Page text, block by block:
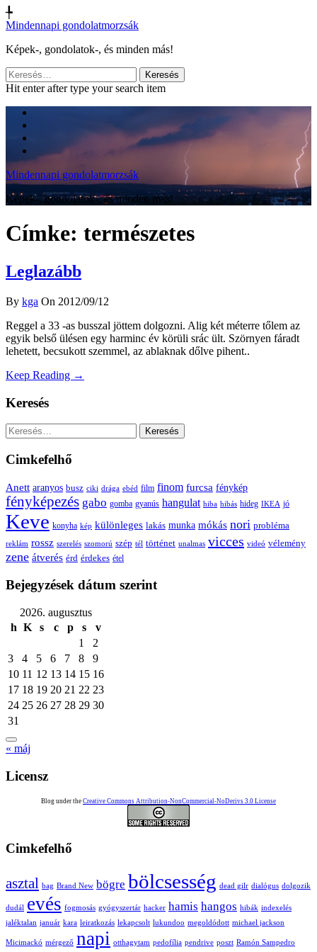
╄
Mindennapi gondolatmorzsák
Képek-, gondolatok-, és minden más!
Keresés:
Hit enter after type your search item
Mindennapi gondolatmorzsák
Képek-, gondolatok-, és minden más!
Címke: természetes
Leglazább
By kga On 2012/09/12
Reggel a 33 -as busszal jöttem dolgozni. Alig két méterre tőlem az
egyik belső ülésen egy harminc év körüli srác ült. Szörnyen fáradt
lehetett, becsukott szemmel, az ablaknak dőlve pihent..
Keep Reading →
Keresés
Keresés:
Cimkefelhő
Anett aranyos busz ciki drága ebéd film finom furcsa fénykép
fényképezés gabo gomba gyanús hangulat hiba hibás hideg IKEA jó
Keve konyha kép különleges lakás munka mókás nori probléma
reklám rossz szerelés szomorú szép tél történet unalmas vicces videó vélemény
zene átverés érd érdekes étel
Bejegyzések dátum szerint
2026. augusztus
h K s c p s
v
1
2
3
4 5 6 7 8
9
10 11 12 13 14 15 16
17 18 19 20 21 22 23
24 25 26 27 28 29 30
31
« máj
Licensz
Blog under the Creative Commons Attribution-NonCommercial-NoDerivs 3.0 License
Cimkefelhő
asztal bag Brand New bögre bölcsesség dead gilr dialógus dolgozik
dudál evés fogmosás gyógyszertár hacker hamis hangos hibák indexelés
jaléktalan január kara leiratkozás lekapcsolt lukundoo megoldódott michael jackson
Micimackó mérgező napi otthagytam pedofília pendrive poszt Ramón Sampedro